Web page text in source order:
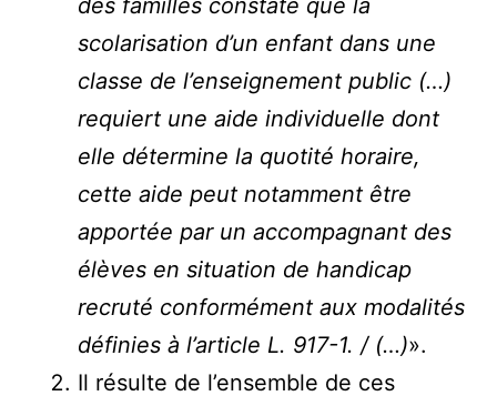
des familles constate que la
scolarisation d’un enfant dans une
classe de l’enseignement public (…)
requiert une aide individuelle dont
elle détermine la quotité horaire,
cette aide peut notamment être
apportée par un accompagnant des
élèves en situation de handicap
recruté conformément aux modalités
définies à l’article L. 917-1. / (…)».
Il résulte de l’ensemble de ces